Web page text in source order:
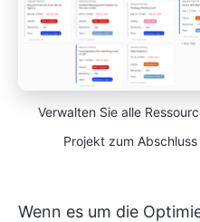
Verwalten Sie alle
Projekt zum
Wenn es um die